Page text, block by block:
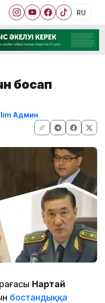
RU
босап
Админ
Нартай
бостандыққа